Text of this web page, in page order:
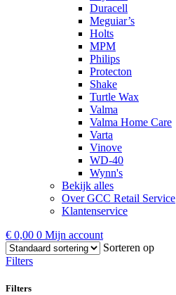
Duracell
Meguiar’s
Holts
MPM
Philips
Protecton
Shake
Turtle Wax
Valma
Valma Home Care
Varta
Vinove
WD-40
Wynn's
Bekijk alles
Over GCC Retail Service
Klantenservice
€ 0,00 0 Mijn account
Sorteren op
Filters
Filters